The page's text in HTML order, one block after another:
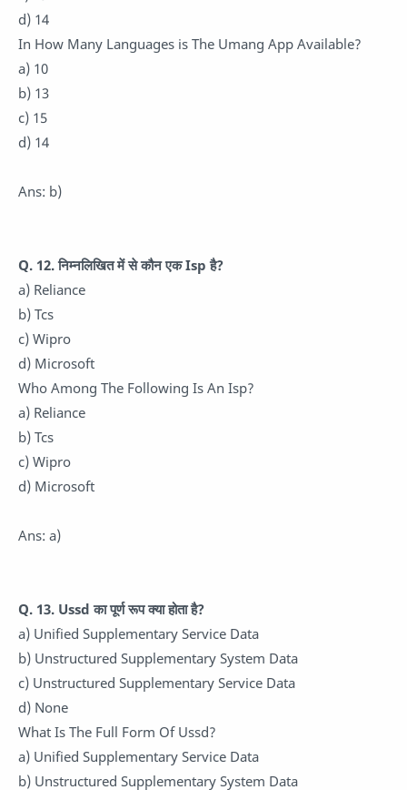
d) 14
In How Many Languages ​​is The Umang App Available?
a) 10
b) 13
c) 15
d) 14
Ans: b)
Q. 12. निम्नलिखित में से कौन एक Isp है?
a) Reliance
b) Tcs
c) Wipro
d) Microsoft
Who Among The Following Is An Isp?
a) Reliance
b) Tcs
c) Wipro
d) Microsoft
Ans: a)
Q. 13. Ussd का पूर्ण रूप क्या होता है?
a) Unified Supplementary Service Data
b) Unstructured Supplementary System Data
c) Unstructured Supplementary Service Data
d) None
What Is The Full Form Of Ussd?
a) Unified Supplementary Service Data
b) Unstructured Supplementary System Data